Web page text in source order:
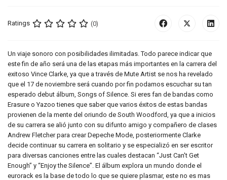
Ratings (0)
Un viaje sonoro con posibilidades ilimitadas. Todo parece indicar que
este fin de año será una de las etapas más importantes en la carrera del
exitoso Vince Clarke, ya que a través de Mute Artist se nos ha revelado
que el 17 de noviembre será cuando por fin podamos escuchar su tan
esperado debut álbum, Songs of Silence. Si eres fan de bandas como
Erasure o Yazoo tienes que saber que varios éxitos de estas bandas
provienen de la mente del oriundo de South Woodford, ya que a inicios
de su carrera se alió junto con su difunto amigo y compañero de clases
Andrew Fletcher para crear Depeche Mode, posteriormente Clarke
decide continuar su carrera en solitario y se especializó en ser escritor
para diversas canciones entre las cuales destacan “Just Can't Get
Enough” y “Enjoy the Silence”. El álbum explora un mundo donde el
eurorack es la base de todo lo que se quiere plasmar, este no es mas